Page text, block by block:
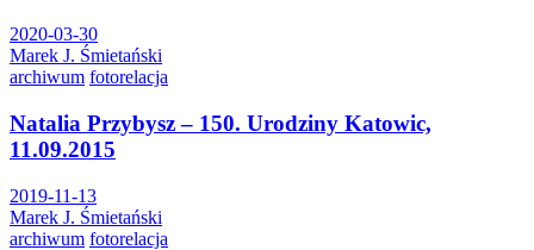
2020-03-30
Marek J. Śmietański
archiwum fotorelacja
Natalia Przybysz – 150. Urodziny Katowic,
11.09.2015
2019-11-13
Marek J. Śmietański
archiwum fotorelacja